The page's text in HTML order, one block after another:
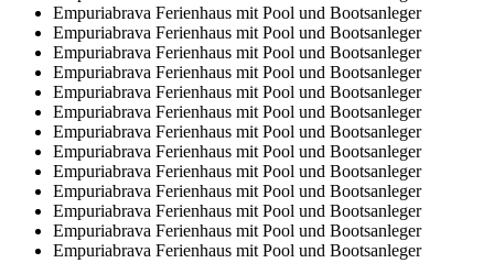
Empuriabrava Ferienhaus mit Pool und Bootsanleger
Empuriabrava Ferienhaus mit Pool und Bootsanleger
Empuriabrava Ferienhaus mit Pool und Bootsanleger
Empuriabrava Ferienhaus mit Pool und Bootsanleger
Empuriabrava Ferienhaus mit Pool und Bootsanleger
Empuriabrava Ferienhaus mit Pool und Bootsanleger
Empuriabrava Ferienhaus mit Pool und Bootsanleger
Empuriabrava Ferienhaus mit Pool und Bootsanleger
Empuriabrava Ferienhaus mit Pool und Bootsanleger
Empuriabrava Ferienhaus mit Pool und Bootsanleger
Empuriabrava Ferienhaus mit Pool und Bootsanleger
Empuriabrava Ferienhaus mit Pool und Bootsanleger
Empuriabrava Ferienhaus mit Pool und Bootsanleger